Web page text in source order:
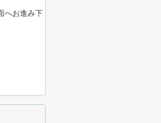
へお進み下